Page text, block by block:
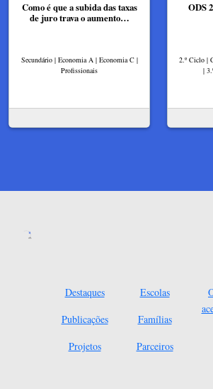
Como é que a subida das taxas
de juro trava o aumento…
Secundário | Economia A | Economia C |
Profissionais
ODS
2.º Ciclo |
|
Destaques
Publicações
Projetos
Escolas
Famílias
Parceiros